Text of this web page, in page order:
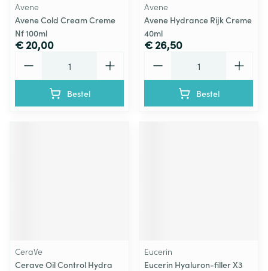
Avene
Avene Cold Cream Creme
Nf 100ml
€ 20,00
Bestel
Avene
Avene Hydrance Rijk Creme
40ml
€ 26,50
Bestel
CeraVe
Cerave Oil Control Hydra
Eucerin
Eucerin Hyaluron-filler X3